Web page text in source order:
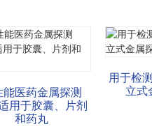
能医药金属探测
用于胶囊、片剂
和药丸
用于检
立式